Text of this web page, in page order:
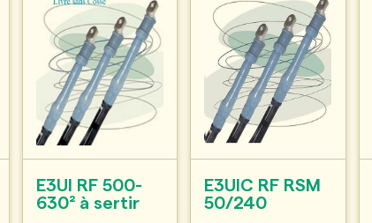
E3UI RF 500-
630² à sertir
E3UIC RF RSM
50/240